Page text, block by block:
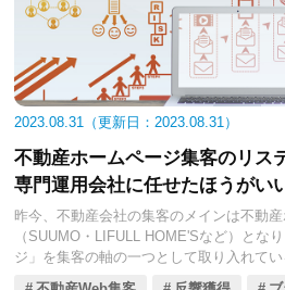
2023.08.31 2023.08.31
不動産ホームページ集客のリス
専門運用会社に任せたほうがい
昨今、不動産会社の集客のメインは不動
（SUUMO・LIFULL HOME'Sなど）とな
ジ」を集客の軸の一つとして取り入れてい